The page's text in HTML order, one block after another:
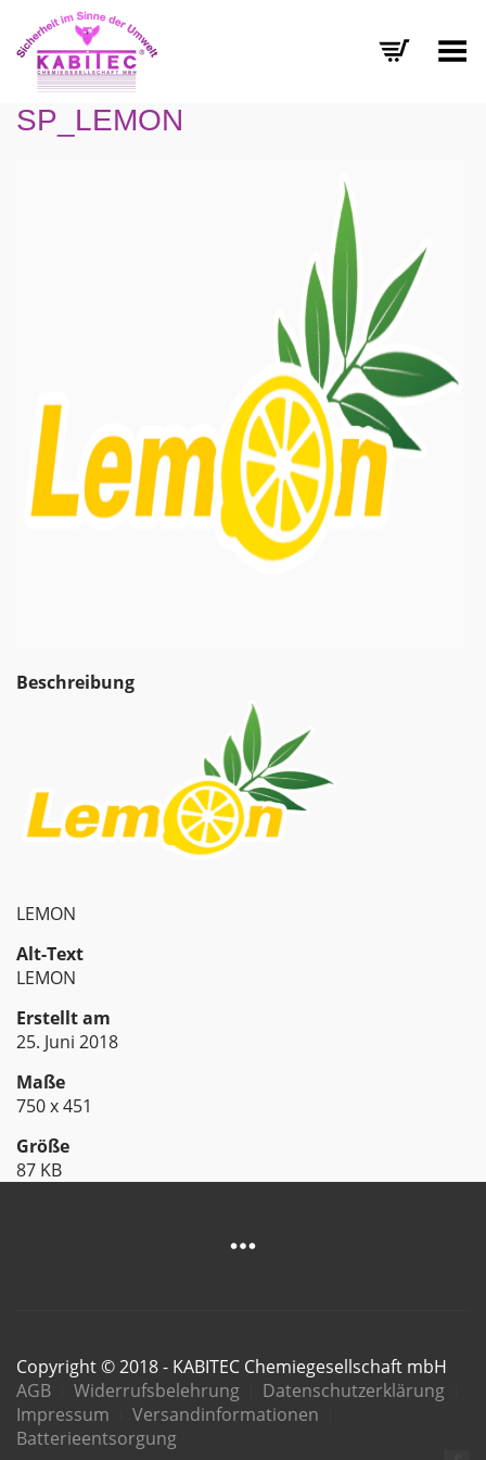
Menü umschalten
SP_LEMON
Beschreibung
LEMON
Alt-Text
LEMON
Erstellt am
25. Juni 2018
Maße
750 x 451
Größe
87 KB
Copyright © 2018 - KABITEC Chemiegesellschaft mbH
AGB
Widerrufsbelehrung
Datenschutzerklärung
Impressum
Versandinformationen
Batterieentsorgung